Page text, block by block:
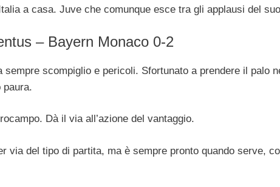
a casa. Juve che comunque esce tra gli applausi del
– Bayern Monaco 0-2
sempre scompiglio e pericoli. Sfortunato a prendere il palo
paura.
Dà il via all’azione del vantaggio.
via del tipo di partita, ma è sempre pronto quando serve,